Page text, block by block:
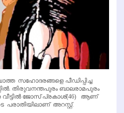
സഹോദരങ്ങളെ പീഡിപ്പിച്ച
തിരുവനന്തപുരം ബാലരാമപുരം
വീട്ടില്‍ ജോസ് പ്രകാശ്(46) ആണ്
പരാതിയിലാണ് അറസ്റ്റ്.